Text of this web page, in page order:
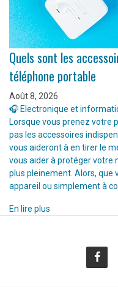
Quels sont les
téléphone portable
Août 8, 2026
🎧 Electronique et
Lorsque vous prenez votre
pas les accessoires
vous aideront à en tirer le
vous aider à protéger votre
plus pleinement. Alors, que
appareil ou simplement à
En lire plus